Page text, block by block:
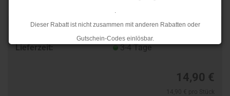
.
Dieser Rabatt ist nicht zusammen mit anderen Rabatten oder
Gutschein-Codes einlösbar.
.
Rückstaus kann es jedoch zu längeren Lieferzeiten kommen.
Lieferzeit:
3-4 Tage
14,90 €